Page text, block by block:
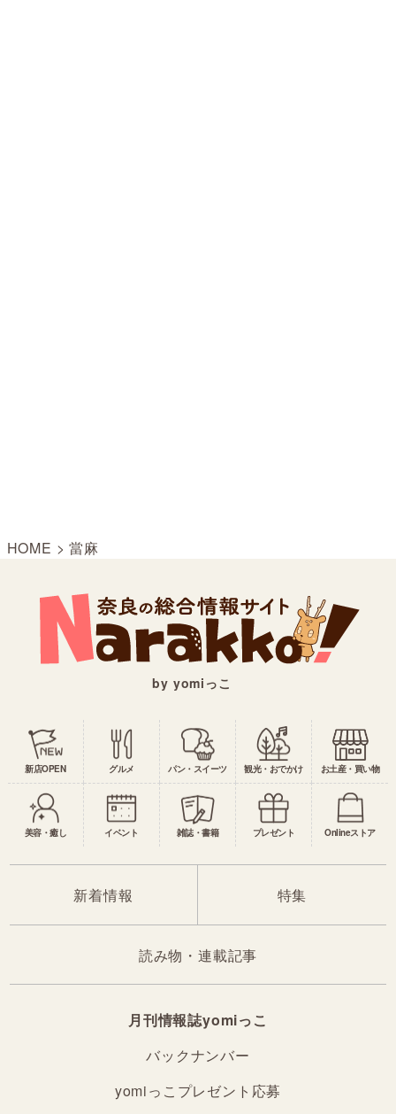
HOME >當麻
by yomiっこ
新店OPEN グルメ パン・スイーツ 観光・おでかけ お土産・買い物
美容・癒し イベント 雑誌・書籍 プレゼント Onlineストア
新着情報 特集
読み物・連載記事
月刊情報誌yomiっこ
バックナンバー
yomiっこプレゼント応募